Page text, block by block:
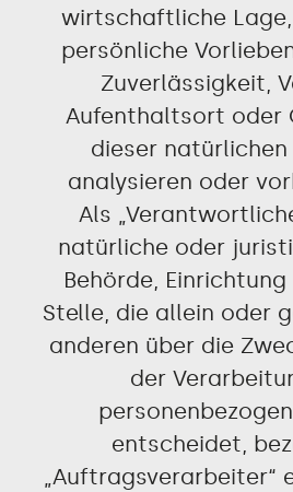
wirtschaftliche
persönliche
Zuverlässigkeit,
Aufenthaltsort oder
dieser natürlichen
analysieren oder
Als
natürliche oder
Behörde,
Stelle, die allein oder
anderen über die
der
entscheidet,
„Auftragsverarbeiter“